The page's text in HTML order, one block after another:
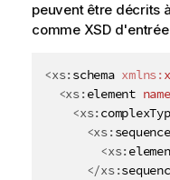
peuvent être décrits
comme XSD
<xs:schema xmlns:
<xs:element name
<xs:
<xs:sequence
<xs:
</xs: